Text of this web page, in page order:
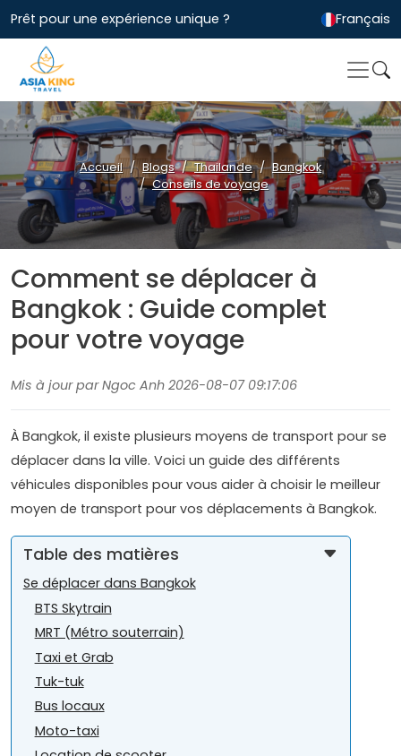
Prêt pour une expérience unique ? Français
Accueil Blogs Thailande
Bangkok
Conseils de voyage
Comment se déplacer à
Bangkok : Guide complet
pour votre voyage
Mis à jour par Ngoc Anh 2026-08-07 09:17:06
À Bangkok, il existe plusieurs moyens de transport pour se
déplacer dans la ville. Voici un guide des différents
véhicules disponibles pour vous aider à choisir le meilleur
moyen de transport pour vos déplacements à Bangkok.
Table des matières
Se déplacer dans Bangkok
BTS Skytrain
MRT (Métro souterrain)
Taxi et Grab
Tuk-tuk
Bus locaux
Moto-taxi